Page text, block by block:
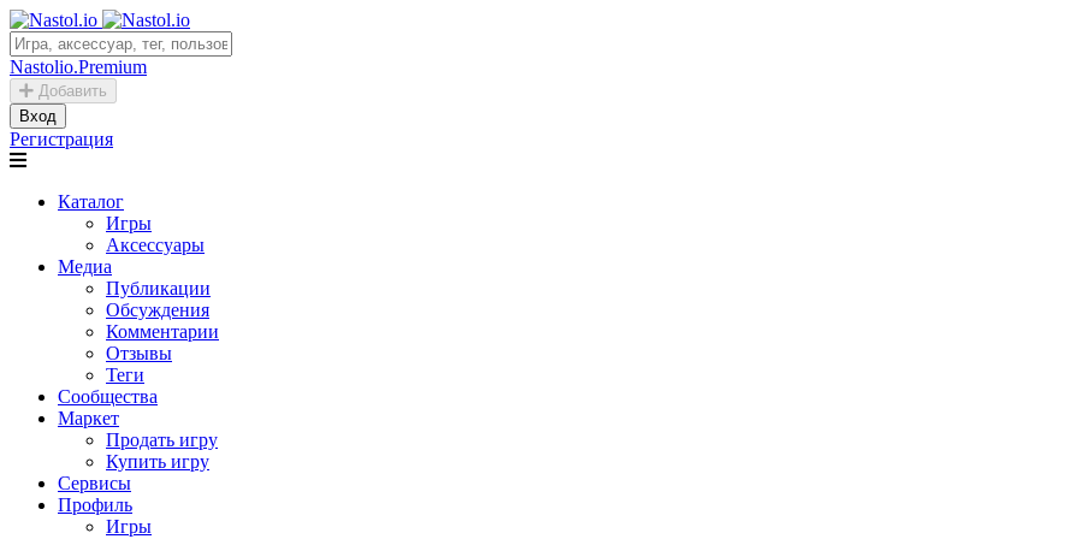
Nastolio.Premium
Добавить
Вход
Регистрация
Каталог
Игры
Аксессуары
Медиа
Публикации
Обсуждения
Комментарии
Отзывы
Теги
Сообщества
Маркет
Продать игру
Купить игру
Сервисы
Профиль
Игры